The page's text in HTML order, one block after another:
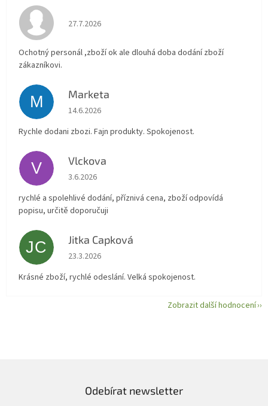
Hodnocení obchodu je 4 z 5 hvězdiček.
27.7.2026
Ochotný personál ,zboží ok ale dlouhá doba dodání zboží
zákazníkovi.
M Marketa
Hodnocení obchodu je 5 z 5 hvězdiček.
14.6.2026
Rychle dodani zbozi. Fajn produkty. Spokojenost.
V Vlckova
Hodnocení obchodu je 5 z 5 hvězdiček.
3.6.2026
rychlé a spolehlivé dodání, příznivá cena, zboží odpovídá
popisu, určitě doporučuji
JC Jitka Capková
Hodnocení obchodu je 5 z 5 hvězdiček.
23.3.2026
Krásné zboží, rychlé odeslání. Velká spokojenost.
Zobrazit další hodnocení
Odebírat newsletter